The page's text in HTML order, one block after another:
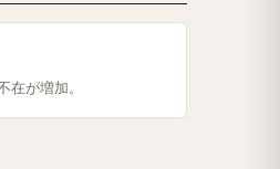
が増加。